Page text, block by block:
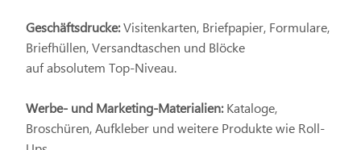
Geschäftsdrucke:Visitenkarten, Briefpapier, Formulare,
Briefhüllen, Versandtaschen und Blöcke
auf absolutem Top-Niveau.
Werbe- und Marketing-Materialien:Kataloge,
Broschüren, Aufkleber und weitere Produkte wie Roll-